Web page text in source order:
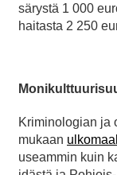
särystä 1 000
haitasta 2 250
Kriminologian ja
mukaan
useammin kuin